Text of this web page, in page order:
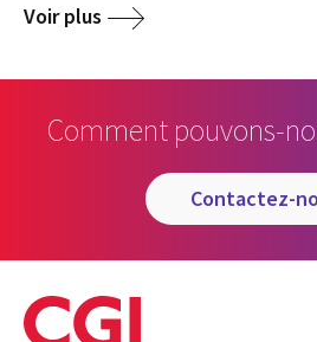
Voir plus
Comment pouvons-
contactez-